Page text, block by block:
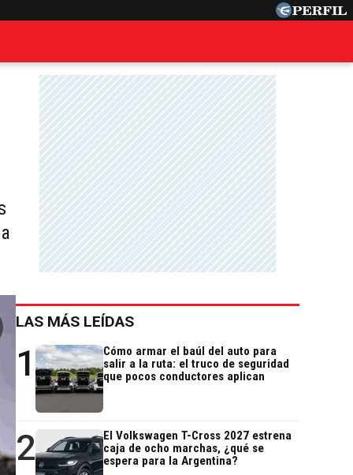
LAS MÁS LEÍDAS
1
Cómo armar el baúl del auto para
salir a la ruta: el truco de seguridad
que pocos conductores aplican
2
El Volkswagen T-Cross 2027 estrena
caja de ocho marchas, ¿qué se
espera para la Argentina?